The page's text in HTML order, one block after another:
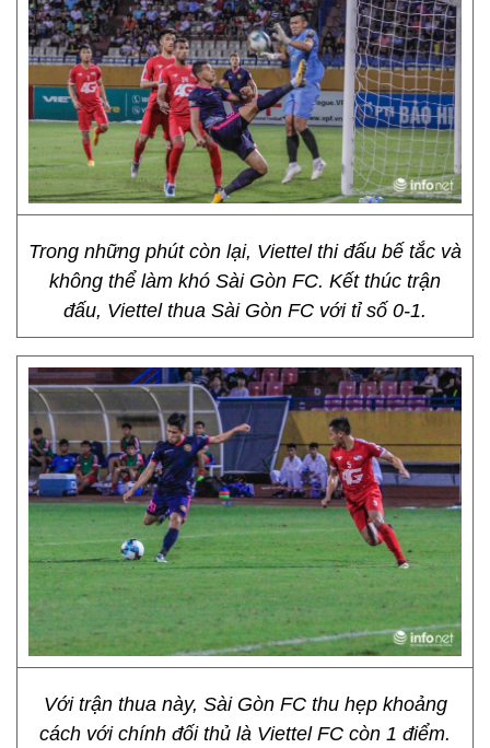
Trong những phút còn lại, Viettel thi đấu bế tắc và
không thể làm khó Sài Gòn FC. Kết thúc trận
đấu, Viettel thua Sài Gòn FC với tỉ số 0-1.
Với trận thua này, Sài Gòn FC thu hẹp khoảng
cách với chính đối thủ là Viettel FC còn 1 điểm.